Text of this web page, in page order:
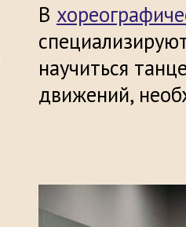
В
научиться
движений,